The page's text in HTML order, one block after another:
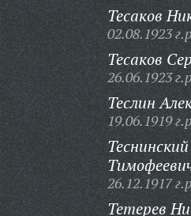
Тесаков
02.08.1923
Тесаков
26.06.1923
Теслин
19.06.1919
26.12.1917
Тетерев